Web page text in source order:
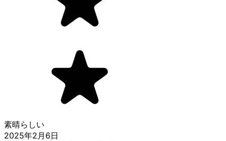
素晴らしい
2025年2月6日